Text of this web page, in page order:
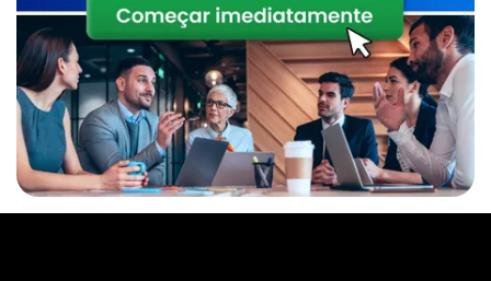
Caldeira De Fluido Térmico
Limpeza Química De Caldeiras
Manutenção De Caldeiras A Gasóleo Sp
Caldeiraria